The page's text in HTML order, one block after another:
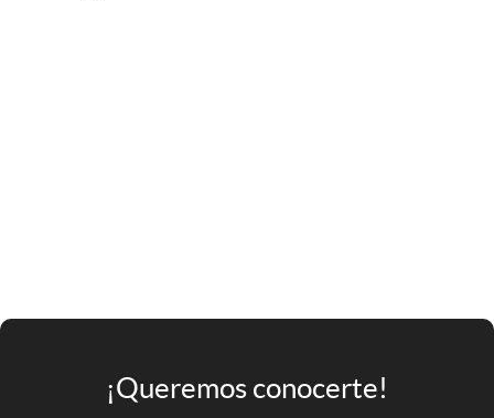
¡Queremos conocerte!